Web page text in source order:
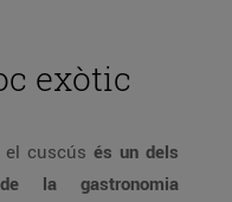
exòtic
el cuscús és un dels
la gastronomia